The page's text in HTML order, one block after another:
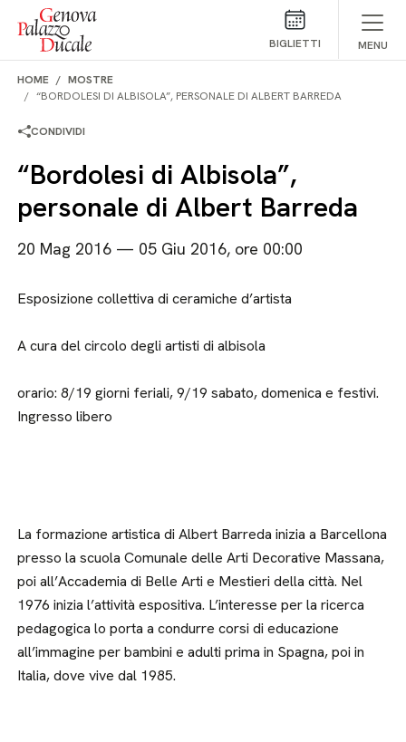
Salta al contenuto
BIGLIETTI MENU
HOME
MOSTRE
“BORDOLESI DI ALBISOLA”, PERSONALE DI ALBERT BARREDA
CONDIVIDI
“Bordolesi di Albisola”,
personale di Albert Barreda
20 Mag 2016 — 05 Giu 2016, ore 00:00
Esposizione collettiva di ceramiche d’artista
A cura del circolo degli artisti di albisola
orario: 8/19 giorni feriali, 9/19 sabato, domenica e festivi.
Ingresso libero
La formazione artistica di Albert Barreda inizia a Barcellona
presso la scuola Comunale delle Arti Decorative Massana,
poi all’Accademia di Belle Arti e Mestieri della città. Nel
1976 inizia l’attività espositiva. L’interesse per la ricerca
pedagogica lo porta a condurre corsi di educazione
all’immagine per bambini e adulti prima in Spagna, poi in
Italia, dove vive dal 1985.